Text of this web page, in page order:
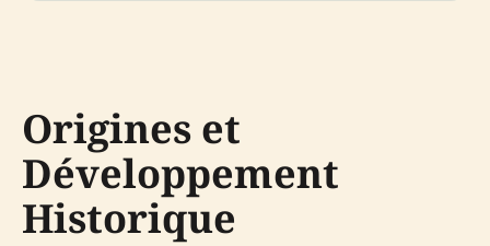
Origines et
Développement
Historique